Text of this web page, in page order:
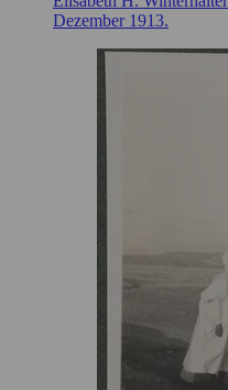
Dezember 1913.